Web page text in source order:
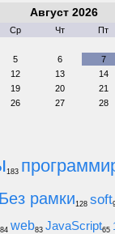
Август 2026
Ср Чт Пт
5 6 7
12 13 14
19 20 21
26 27 28
183
Без рамки128 soft
84 web83 JavaScript65